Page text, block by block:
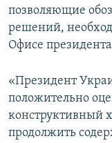
позволяющие
решений,
Офисе
«Президент
положительно
конструктивный
продолжить